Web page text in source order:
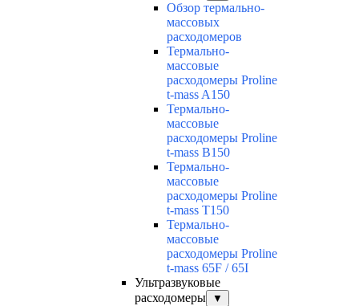
Обзор термально-
массовых
расходомеров
Термально-
массовые
расходомеры Proline
t-mass A150
Термально-
массовые
расходомеры Proline
t-mass B150
Термально-
массовые
расходомеры Proline
t-mass T150
Термально-
массовые
расходомеры Proline
t-mass 65F / 65I
Ультразвуковые
расходомеры
▼